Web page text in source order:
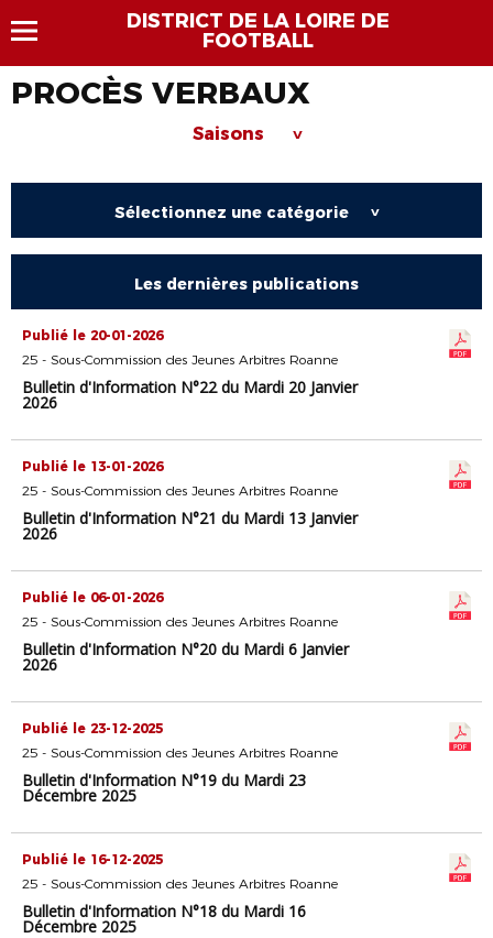
DISTRICT DE LA LOIRE DE
FOOTBALL
PROCÈS VERBAUX
Saisons >
Sélectionnez une catégorie >
Les dernières publications
Publié le 20-01-2026
25 - Sous-Commission des Jeunes Arbitres Roanne
Bulletin d'Information N°22 du Mardi 20 Janvier
2026
Publié le 13-01-2026
25 - Sous-Commission des Jeunes Arbitres Roanne
Bulletin d'Information N°21 du Mardi 13 Janvier
2026
Publié le 06-01-2026
25 - Sous-Commission des Jeunes Arbitres Roanne
Bulletin d'Information N°20 du Mardi 6 Janvier
2026
Publié le 23-12-2025
25 - Sous-Commission des Jeunes Arbitres Roanne
Bulletin d'Information N°19 du Mardi 23
Décembre 2025
Publié le 16-12-2025
25 - Sous-Commission des Jeunes Arbitres Roanne
Bulletin d'Information N°18 du Mardi 16
Décembre 2025